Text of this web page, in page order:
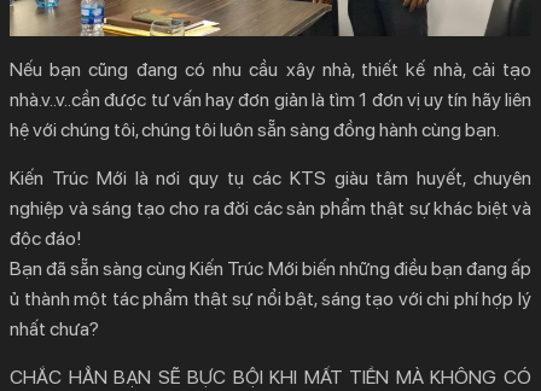
Nếu bạn cũng đang có nhu cầu xây nhà, thiết kế nhà, cải tạo
nhà.v..v..cần được tư vấn hay đơn giản là tìm 1 đơn vị uy tín hãy liên
hệ với chúng tôi, chúng tôi luôn sẵn sàng đồng hành cùng bạn.
Kiến Trúc Mới là nơi quy tụ các KTS giàu tâm huyết, chuyên
nghiệp và sáng tạo cho ra đời các sản phẩm thật sự khác biệt và
độc đáo!
Bạn đã sẵn sàng cùng Kiến Trúc Mới biến những điều bạn đang ấp
ủ thành một tác phẩm thật sự nổi bật, sáng tạo với chi phí hợp lý
nhất chưa?
CHẮC HẲN BẠN SẼ BỰC BỘI KHI MẤT TIỀN MÀ KHÔNG CÓ